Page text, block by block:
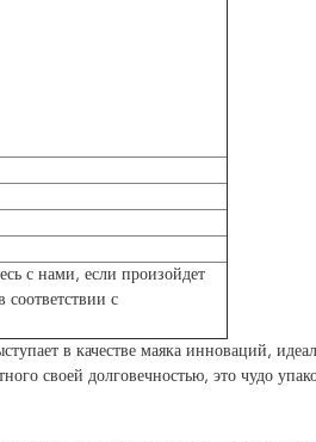
с нами, если произойдет
с
в качестве маяка инноваций,
своей долговечностью, это чудо